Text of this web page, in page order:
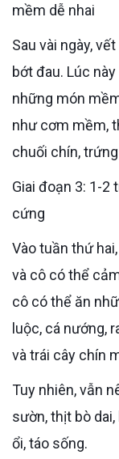
mềm dễ nhai
Sau vài ngày, vết mổ bắt đầu lành và cô sẽ cảm thấy
bớt đau. Lúc
những món
như cơm mềm,
chuối chín,
Giai đoạn 3: 1-2 tuần sau phẫu thuật – Tăng dần độ
cứng
Vào tuần thứ hai, vết mổ đã lành gần như hoàn toàn
và cô có thể
cô có thể ăn
luộc, cá nướng,
và trái cây chín
Tuy nhiên, vẫn nên tránh những đồ ăn rất cứng như
sườn, thịt bò
ổi, táo sống.